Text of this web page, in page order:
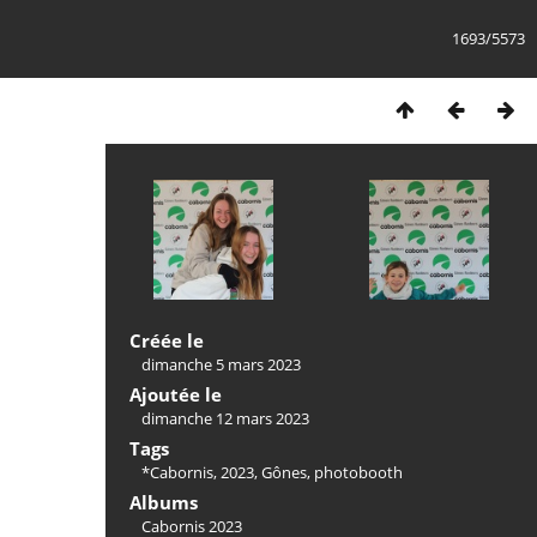
1693/5573
Créée le
dimanche 5 mars 2023
Ajoutée le
dimanche 12 mars 2023
Tags
*Cabornis,2023,Gônes, photobooth
Albums
Cabornis 2023